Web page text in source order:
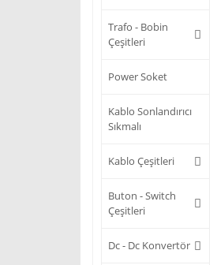
Trafo - Bobin
Çeşitleri
Power Soket
Kablo Sonlandırıcı
Sıkmalı
Kablo Çeşitleri
Buton - Switch
Çeşitleri
Dc - Dc Konvertör